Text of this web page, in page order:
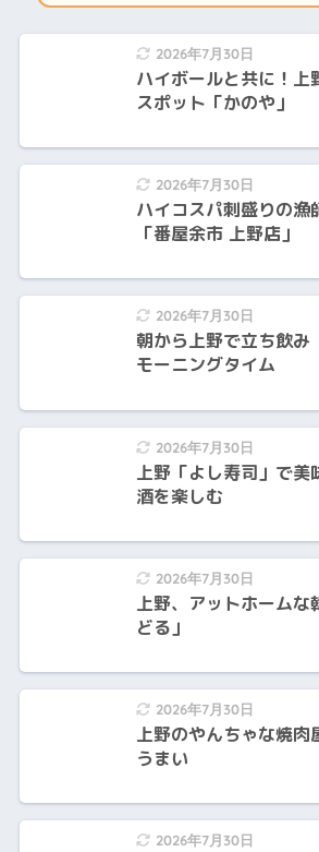
2026年7月30日
ハイボールと共に！上
スポット「かのや」
2026年7月30日
ハイコスパ刺盛りの漁
「番屋余市 上野店」
2026年7月30日
朝から上野で立ち飲み
モーニングタイム
2026年7月30日
上野「よし寿司」で美
酒を楽しむ
2026年7月30日
上野、アットホームな
どる」
2026年7月30日
上野のやんちゃな焼肉
うまい
2026年7月30日